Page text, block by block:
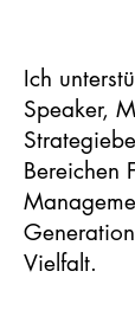
Ich
Speaker,
Bereichen
Vielfalt.